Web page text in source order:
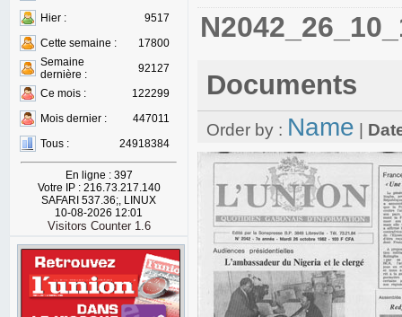
Hier :
9517
Cette semaine :
17800
Semaine
dernière :
92127
Ce mois :
122299
Mois dernier :
447011
Tous :
24918384
En ligne : 397
Votre IP : 216.73.217.140
SAFARI 537.36;, LINUX
10-08-2026 12:01
Visitors Counter 1.6
Documents
Order by : Name